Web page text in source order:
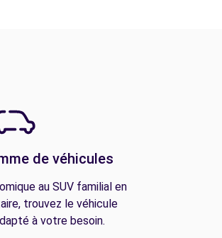
de véhicules
au SUV familial en
trouvez le véhicule
à votre besoin.